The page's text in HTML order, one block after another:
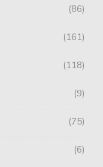
86
161
118
9
75
6